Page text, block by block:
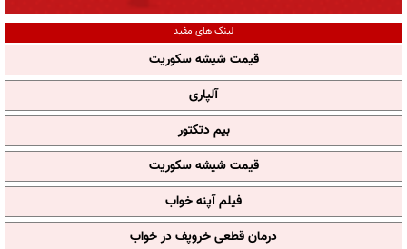
لینک های مفید
قیمت شیشه سکوریت
آلپاری
بیم دتکتور
قیمت شیشه سکوریت
فیلم آپنه خواب
درمان قطعی خروپف در خواب